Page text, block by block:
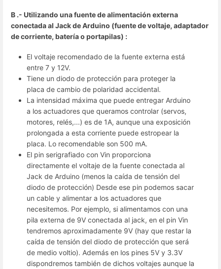
B .- Utilizando una fuente de alimentación externa
conectada al Jack de Arduino (fuente de voltaje, adaptador
de corriente, batería o portapilas) :
El voltaje recomendado de la fuente externa está
entre 7 y 12V.
Tiene un diodo de protección para proteger la
placa de cambio de polaridad accidental.
La intensidad máxima que puede entregar Arduino
a los actuadores que queramos controlar (servos,
motores, relés,...) es de 1A, aunque una exposición
prolongada a esta corriente puede estropear la
placa. Lo recomendable son 500 mA.
El pin serigrafiado con Vin proporciona
directamente el voltaje de la fuente conectada al
Jack de Arduino (menos la caída de tensión del
diodo de protección) Desde ese pin podemos sacar
un cable y alimentar a los actuadores que
necesitemos. Por ejemplo, si alimentamos con una
pila externa de 9V conectada al jack, en el pin Vin
tendremos aproximadamente 9V (hay que restar la
caída de tensión del diodo de protección que será
de medio voltio). Además en los pines 5V y 3.3V
dispondremos también de dichos voltajes aunque la